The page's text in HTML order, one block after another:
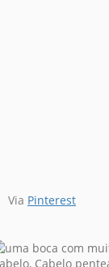
Via Pinterest